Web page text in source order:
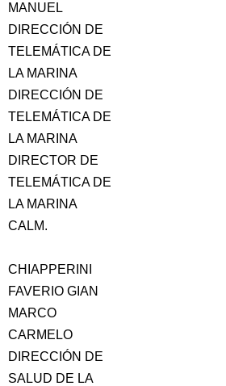
MANUEL
DIRECCIÓN DE
TELEMÁTICA DE
LA MARINA
DIRECCIÓN DE
TELEMÁTICA DE
LA MARINA
DIRECTOR DE
TELEMÁTICA DE
LA MARINA
CALM.
CHIAPPERINI
FAVERIO GIAN
MARCO
CARMELO
DIRECCIÓN DE
SALUD DE LA